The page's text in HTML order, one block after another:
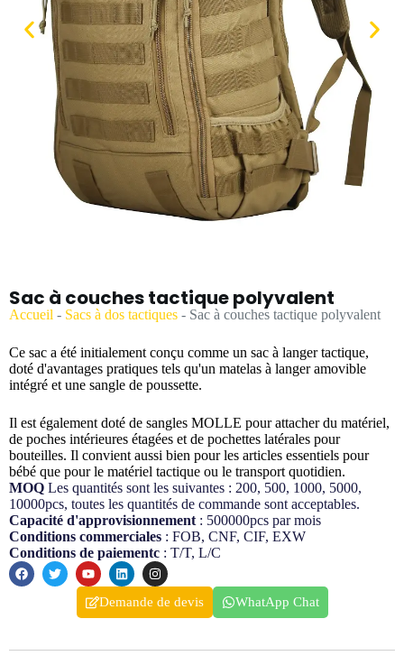
Sac à couches tactique polyvalent
Accueil - Sacs à dos tactiques - Sac à couches tactique polyvalent
Ce sac a été initialement conçu comme un sac à langer tactique,
doté d'avantages pratiques tels qu'un matelas à langer amovible
intégré et une sangle de poussette.
Il est également doté de sangles MOLLE pour attacher du matériel,
de poches intérieures étagées et de pochettes latérales pour
bouteilles. Il convient aussi bien pour les articles essentiels pour
bébé que pour le matériel tactique ou le transport quotidien.
MOQ Les quantités sont les suivantes : 200, 500, 1000, 5000,
10000pcs, toutes les quantités de commande sont acceptables.
Capacité d'approvisionnement : 500000pcs par mois
Conditions commerciales : FOB, CNF, CIF, EXW
Conditions de paiementc : T/T, L/C
Demande de devis WhatApp Chat